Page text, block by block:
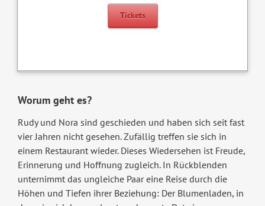
Tickets
Worum geht es?
Rudy und Nora sind geschieden und haben sich seit fast
vier Jahren nicht gesehen. Zufällig treffen sie sich in
einem Restaurant wieder. Dieses Wiedersehen ist Freude,
Erinnerung und Hoffnung zugleich. In Rückblenden
unternimmt das ungleiche Paar eine Reise durch die
Höhen und Tiefen ihrer Beziehung: Der Blumenladen, in